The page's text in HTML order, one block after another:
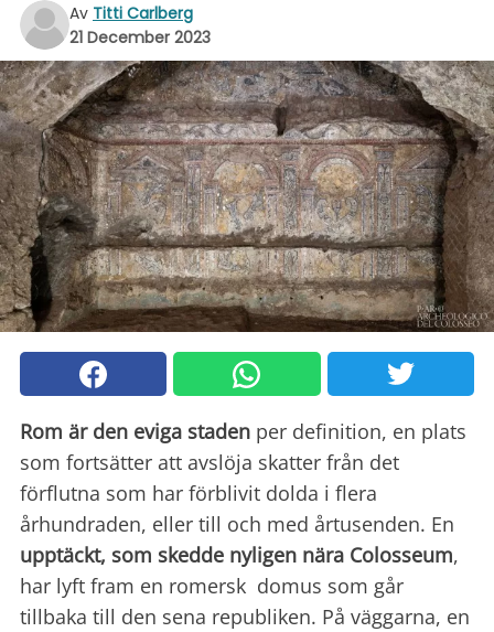
Av Titti Carlberg
21 December 2023
Rom är den eviga staden per definition, en plats
som fortsätter att avslöja skatter från det
förflutna som har förblivit dolda i flera
århundraden, eller till och med årtusenden. En
upptäckt, som skedde nyligen nära Colosseum,
har lyft fram en romersk domus som går
tillbaka till den sena republiken. På väggarna, en